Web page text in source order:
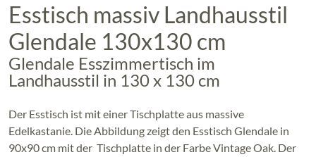
Esstisch massiv Landhausstil
Glendale 130x130 cm
Glendale Esszimmertisch im
Landhausstil in 130 x 130 cm
Der Esstisch ist mit einer Tischplatte aus massive
Edelkastanie. Die Abbildung zeigt den Esstisch Glendale in
90x90 cm mit der Tischplatte in der Farbe Vintage Oak. Der